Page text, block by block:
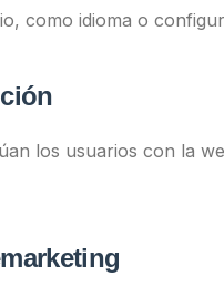
como idioma o
los usuarios con la